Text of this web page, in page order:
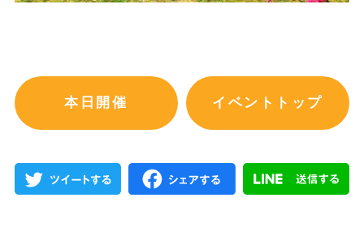
本日開催 イベントトップ